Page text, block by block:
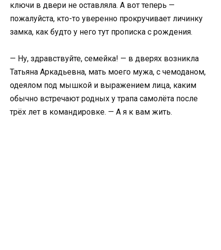
ключи в двери не оставляла. А вот теперь —
пожалуйста, кто-то уверенно прокручивает личинку
замка, как будто у него тут прописка с рождения.
— Ну, здравствуйте, семейка! — в дверях возникла
Татьяна Аркадьевна, мать моего мужа, с чемоданом,
одеялом под мышкой и выражением лица, каким
обычно встречают родных у трапа самолёта после
трёх лет в командировке. — А я к вам жить.